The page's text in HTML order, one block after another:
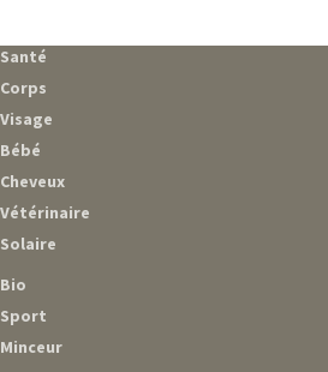
Santé
Corps
Visage
Bébé
Cheveux
Vétérinaire
Solaire
Bio
Sport
Minceur